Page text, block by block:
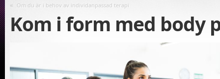
« Om du är i behov av individanpassad terapi
Kom i form med body